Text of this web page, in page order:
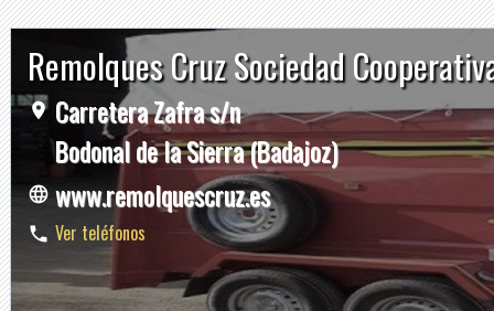
Remolques Cruz Sociedad
Carretera Zafra s/n
Bodonal de la Sierra (Badajoz)
www.remolquescruz.es
Ver teléfonos